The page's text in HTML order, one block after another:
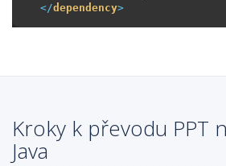
</dependency>
Kroky k převodu PPT
Java